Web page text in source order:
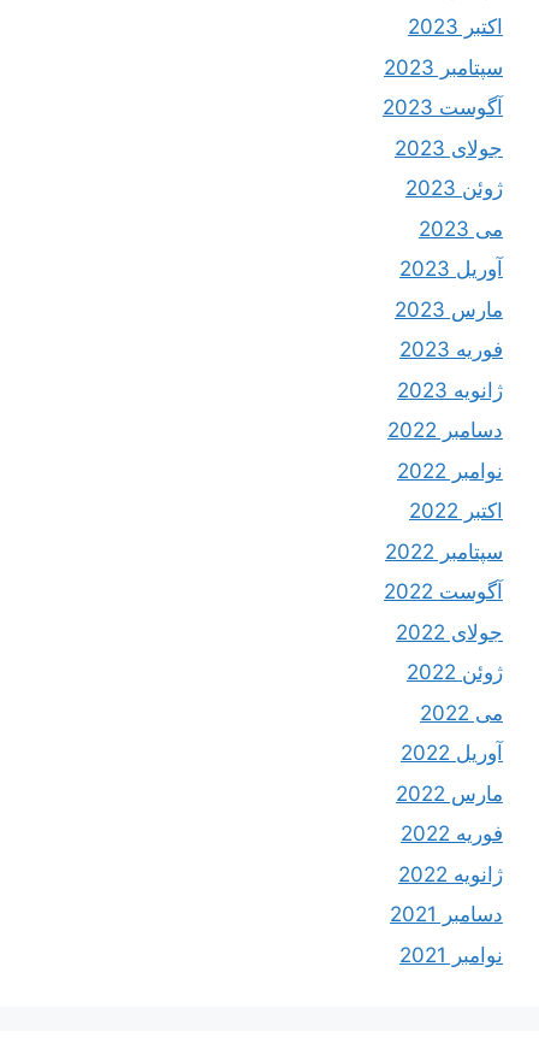
اکتبر 2023
سپتامبر 2023
آگوست 2023
جولای 2023
ژوئن 2023
می 2023
آوریل 2023
مارس 2023
فوریه 2023
ژانویه 2023
دسامبر 2022
نوامبر 2022
اکتبر 2022
سپتامبر 2022
آگوست 2022
جولای 2022
ژوئن 2022
می 2022
آوریل 2022
مارس 2022
فوریه 2022
ژانویه 2022
دسامبر 2021
نوامبر 2021